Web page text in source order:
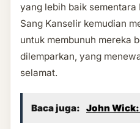
yang lebih baik
Sang Kanselir kemudian
untuk membunuh mereka
dilemparkan, yang
selamat.
Baca juga: John